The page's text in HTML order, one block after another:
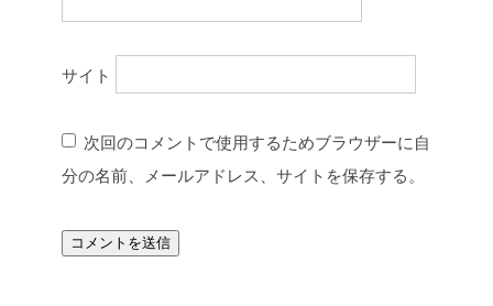
サイト
次回のコメントで使用するためブラウザーに自
分の名前、メールアドレス、サイトを保存する。